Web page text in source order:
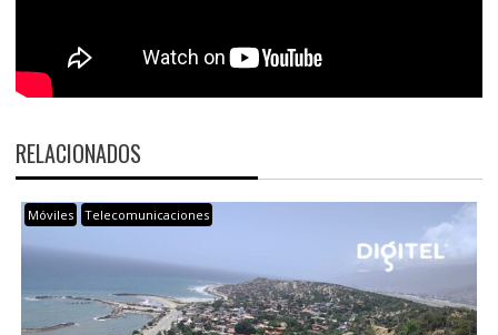
RELACIONADOS
Móviles Telecomunicaciones